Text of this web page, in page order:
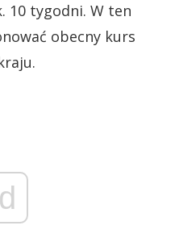
10 tygodni. W ten
obecny kurs